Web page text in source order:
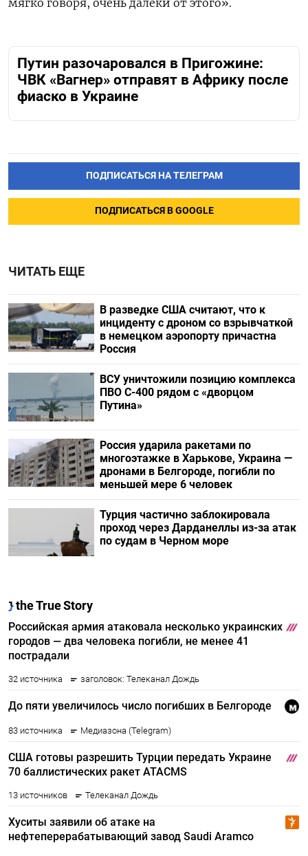
мягко говоря, очень далеки от этого».
Путин разочаровался в Пригожине:
ЧВК «Вагнер» отправят в Африку после
фиаско в Украине
ПОДПИСАТЬСЯ НА ТЕЛЕГРАМ
ПОДПИСАТЬСЯ В GOOGLE
ЧИТАТЬ ЕЩЕ
В разведке США считают, что к
инциденту с дроном со взрывчаткой
в немецком аэропорту причастна
Россия
ВСУ уничтожили позицию комплекса
ПВО С-400 рядом с «дворцом
Путина»
Россия ударила ракетами по
многоэтажке в Харькове, Украина —
дронами в Белгороде, погибли по
меньшей мере 6 человек
Турция частично заблокировала
проход через Дарданеллы из-за атак
по судам в Черном море